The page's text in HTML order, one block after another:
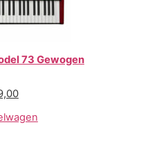
73 Gewogen